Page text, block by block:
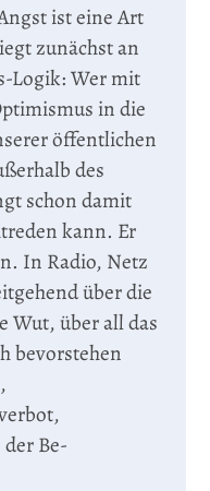
ist eine Art
zunächst an
Logik: Wer mit
in die
öffentlichen
des
schon damit
kann. Er
In Radio, Netz
über die
Wut, über all das
bevorstehen
Be-